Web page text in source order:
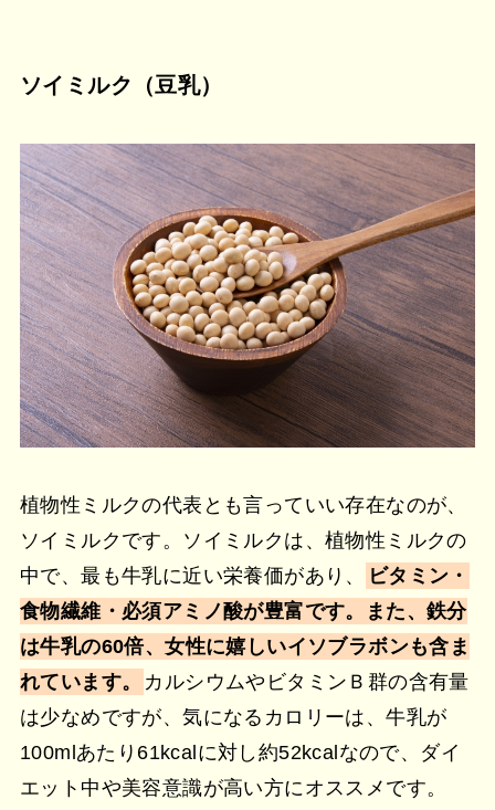
ソイミルク（豆乳）
植物性ミルクの代表とも言っていい存在なのが、
ソイミルクです。ソイミルクは、植物性ミルクの
中で、最も牛乳に近い栄養価があり、
ビタミン・
食物繊維・必須アミノ酸が豊富です。また、鉄分
は牛乳の60倍、女性に嬉しいイソブラボンも含ま
れています。
カルシウムやビタミンＢ群の含有量
は少なめですが、気になるカロリーは、牛乳が
100mlあたり61kcalに対し約52kcalなので、ダイ
エット中や美容意識が高い方にオススメです。